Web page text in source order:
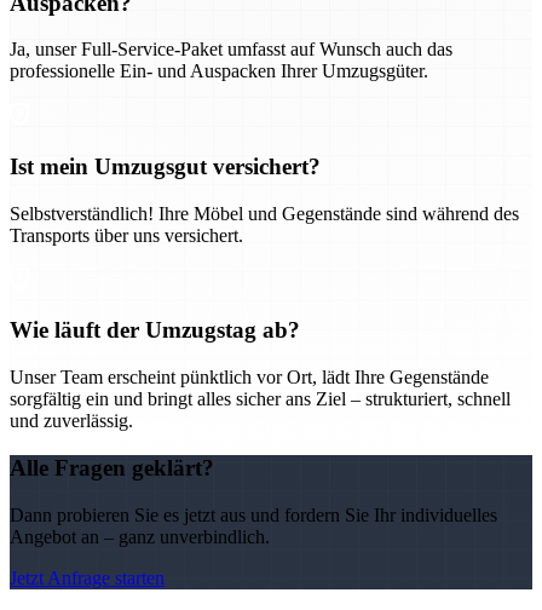
Ja, unser Full-Service-Paket umfasst auf Wunsch auch das
professionelle Ein- und Auspacken Ihrer Umzugsgüter.
Ist mein Umzugsgut versichert?
Selbstverständlich! Ihre Möbel und Gegenstände sind während des
Transports über uns versichert.
Wie läuft der Umzugstag ab?
Unser Team erscheint pünktlich vor Ort, lädt Ihre Gegenstände
sorgfältig ein und bringt alles sicher ans Ziel – strukturiert, schnell
und zuverlässig.
Alle Fragen geklärt?
Dann probieren Sie es jetzt aus und fordern Sie Ihr individuelles
Angebot an – ganz unverbindlich.
Jetzt Anfrage starten